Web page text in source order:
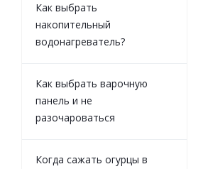
Как выбрать
накопительный
водонагреватель?
Как выбрать варочную
панель и не
разочароваться
Когда сажать огурцы в